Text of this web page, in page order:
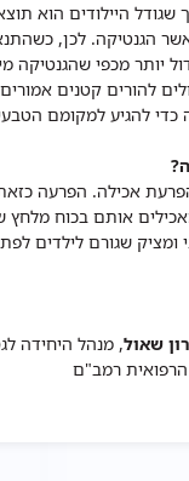
שגודל היילודים הוא
הגנטיקה. לכן,
יותר מכפי שהגנטיקה
להורים קטנים
להגיע למקומם
אכילה. הפרעה
אותם בכוח מלחץ
ומציק שגורם לילדים
שאול, מנהל היחידה
הרפואית רמב"ם